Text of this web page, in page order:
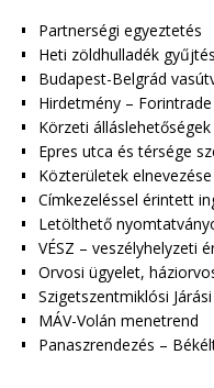
Partnerségi egyeztetés
Heti zöldhulladék
Budapest-Belgrád
Hirdetmény –
Körzeti álláslehetőségek
Epres utca és térsége
Közterületek elnevezése
Címkezeléssel érintett
Letölthető
VÉSZ – veszélyhelyzeti
Orvosi ügyelet,
Szigetszentmiklósi
MÁV-Volán menetrend
Panaszrendezés –